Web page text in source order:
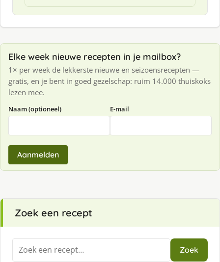
Elke week nieuwe recepten in je mailbox?
1× per week de lekkerste nieuwe en seizoensrecepten —
gratis, en je bent in goed gezelschap: ruim 14.000 thuiskoks
lezen mee.
Naam (optioneel) E-mail
Aanmelden
Zoek een recept
Zoeken
naar:
Zoek